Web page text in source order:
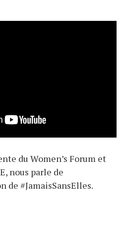
du Women’s Forum et
nous parle de
de #JamaisSansElles.